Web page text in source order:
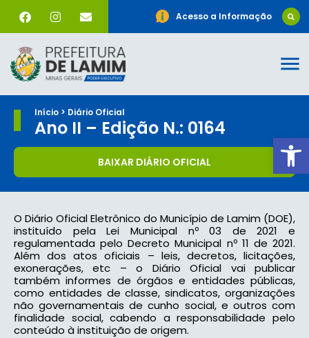
Acesso a Informação
Início > Diário Oficial
Ano II – Edição N.: 0164
BAIXAR DIÁRIO OFICIAL
O Diário Oficial Eletrônico do Município de Lamim (DOE),
instituído pela Lei Municipal nº 03 de 2021 e
regulamentada pelo Decreto Municipal nº 11 de 2021.
Além dos atos oficiais – leis, decretos, licitações,
exonerações, etc – o Diário Oficial vai publicar
também informes de órgãos e entidades públicas,
como entidades de classe, sindicatos, organizações
não governamentais de cunho social, e outros com
finalidade social, cabendo a responsabilidade pelo
conteúdo à instituição de origem.